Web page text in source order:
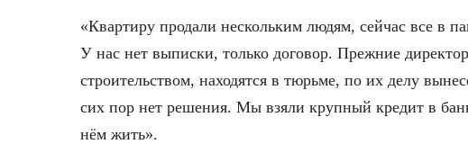
«Квартиру продали нескольким людям, сейчас все в
У нас нет выписки, только договор. Прежние
строительством, находятся в тюрьме, по их делу
сих пор нет решения. Мы взяли крупный кредит в
нём жить».